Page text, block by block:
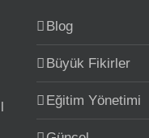
Blog
Büyük Fikirler
Eğitim Yönetimi